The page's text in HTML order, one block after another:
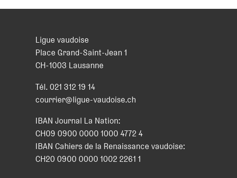
Ligue vaudoise
Place Grand-Saint-Jean 1
CH-1003 Lausanne
Tél.021 312 19 14
courrier@ligue-vaudoise.ch
IBAN Journal La Nation:
CH09 0900 0000 1000 4772 4
IBAN Cahiers de la Renaissance vaudoise:
CH20 0900 0000 1002 2261 1